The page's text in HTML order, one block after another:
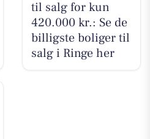
til salg for kun
420.000 kr.: Se de
billigste boliger til
salg i Ringe her